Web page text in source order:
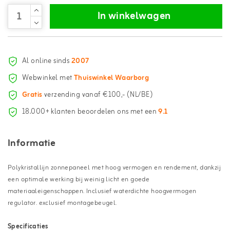
In winkelwagen
Al online sinds2007
Webwinkel metThuiswinkel Waarborg
Gratisverzending vanaf €100,- (NL/BE)
18.000+ klanten beoordelen ons met een9.1
Informatie
Polykristallijn zonnepaneel met hoog vermogen en rendement, dankzij
een optimale werking bij weinig licht en goede
materiaaleigenschappen. Inclusief waterdichte hoogvermogen
regulator. exclusief montagebeugel.
Specificaties